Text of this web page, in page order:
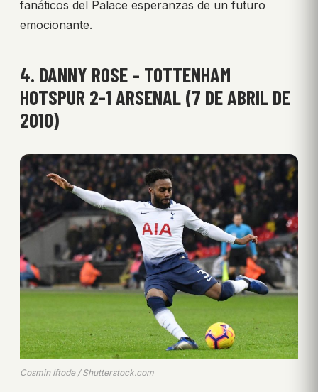
fanáticos del Palace esperanzas de un futuro
emocionante.
4. DANNY ROSE – TOTTENHAM
HOTSPUR 2-1 ARSENAL (7 DE ABRIL DE
2010)
Cosmin Iftode / Shutterstock.com